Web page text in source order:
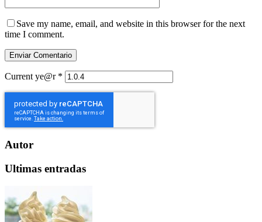
Save my name, email, and website in this browser for the next
time I comment.
Current ye@r *
Autor
Ultimas entradas